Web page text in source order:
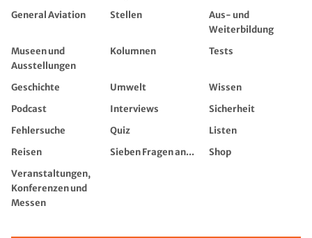
General Aviation
Stellen
Aus- und
Weiterbildung
Museen und
Ausstellungen
Kolumnen Tests
Geschichte Umwelt
Wissen
Podcast
Interviews
Sicherheit
Fehlersuche
Quiz
Listen
Reisen
Sieben Fragen an...
Shop
Veranstaltungen,
Konferenzen und
Messen